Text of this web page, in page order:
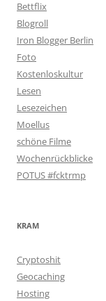
Bettflix
Blogroll
Iron Blogger Berlin
Foto
Kostenloskultur
Lesen
Lesezeichen
Moellus
schöne Filme
Wochenrückblicke
POTUS #fcktrmp
KRAM
Cryptoshit
Geocaching
Hosting